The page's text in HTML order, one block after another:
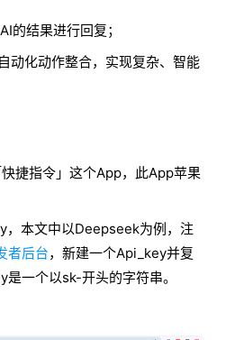
的结果进行回复；
动化动作整合，实现复杂、智能
捷指令」这个App，此App苹果
，本文中以Deepseek为例，注
者后台，新建一个Api_key并复
一个以sk-开头的字符串。